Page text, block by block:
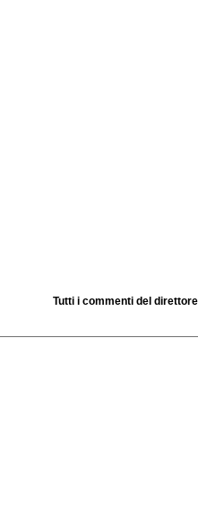
Tutti i commenti del direttore